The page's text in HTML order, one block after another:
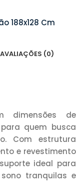
188x128 Cm
AVALIAÇÕES (0)
dimensões de
para quem busca
Com estrutura
e revestimento
ideal para
tranquilas e